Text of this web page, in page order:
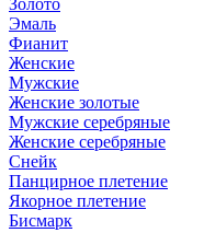
Золото
Эмаль
Фианит
Женские
Мужские
Женские золотые
Мужские серебряные
Женские серебряные
Снейк
Панцирное плетение
Якорное плетение
Бисмарк